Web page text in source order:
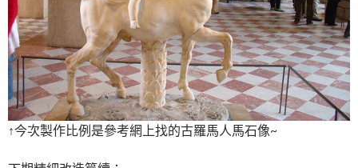
↑今次製作比例是參考網上找的古羅馬人馬石像~